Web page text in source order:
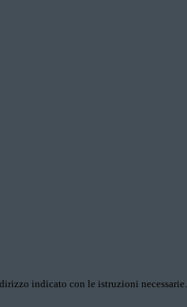
indicato con le istruzioni necessarie.